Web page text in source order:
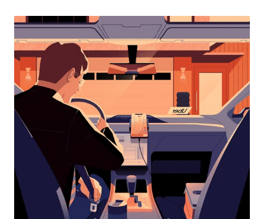
календарю
выбрать
дату.
Чтобы
закрыть
календарь,
нажмите
Esc.